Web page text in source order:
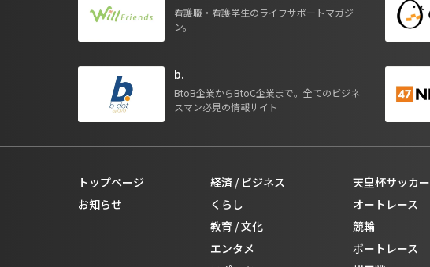
看護職・看護学生のライフサポートマガジ
ン。
b.
BtoB企業からBtoC企業まで。全てのビジネ
スマン必見の情報サイト
トップページ
お知らせ
経済 / ビジネス
くらし
教育 / 文化
エンタメ
天皇杯サッカー
オートレース
競輪
ボートレース